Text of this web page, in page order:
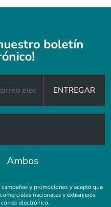
boletín
ENTREGAR
Ambos
y promociones y acepto que
nacionales y extranjeros
electrónico.